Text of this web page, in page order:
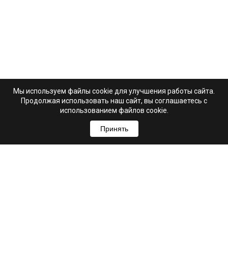
Мы используем файлы cookie для улучшения работы сайта.
Продолжая использовать наш сайт, вы соглашаетесь с
использованием файлов cookie.
Принять